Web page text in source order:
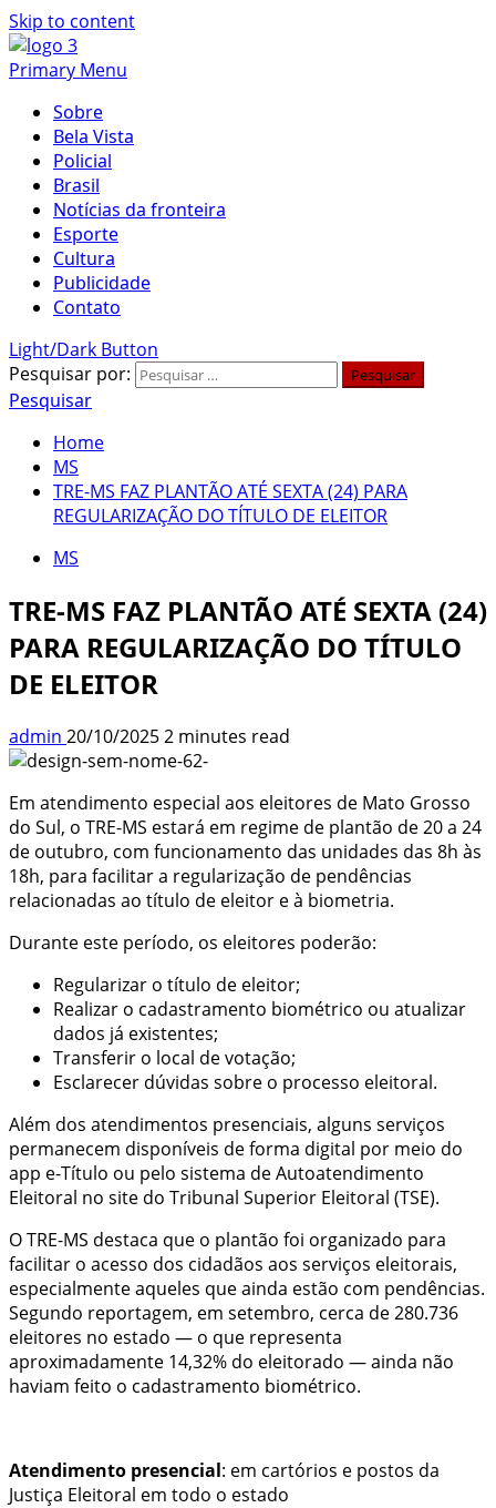
Skip to content
Primary Menu
Sobre
Bela Vista
Policial
Brasil
Notícias da fronteira
Esporte
Cultura
Publicidade
Contato
Light/Dark Button
Pesquisar por:
Pesquisar
Home
MS
TRE-MS FAZ PLANTÃO ATÉ SEXTA (24) PARA
REGULARIZAÇÃO DO TÍTULO DE ELEITOR
MS
TRE-MS FAZ PLANTÃO ATÉ SEXTA (24)
PARA REGULARIZAÇÃO DO TÍTULO
DE ELEITOR
admin 20/10/20252 minutes read
Em atendimento especial aos eleitores de Mato Grosso
do Sul, o TRE-MS estará em regime de plantão de 20 a 24
de outubro, com funcionamento das unidades das 8h às
18h, para facilitar a regularização de pendências
relacionadas ao título de eleitor e à biometria.
Durante este período, os eleitores poderão:
Regularizar o título de eleitor;
Realizar o cadastramento biométrico ou atualizar
dados já existentes;
Transferir o local de votação;
Esclarecer dúvidas sobre o processo eleitoral.
Além dos atendimentos presenciais, alguns serviços
permanecem disponíveis de forma digital por meio do
app e‑Título ou pelo sistema de Autoatendimento
Eleitoral no site do Tribunal Superior Eleitoral (TSE).
O TRE-MS destaca que o plantão foi organizado para
facilitar o acesso dos cidadãos aos serviços eleitorais,
especialmente aqueles que ainda estão com pendências.
Segundo reportagem, em setembro, cerca de 280.736
eleitores no estado — o que representa
aproximadamente 14,32% do eleitorado — ainda não
haviam feito o cadastramento biométrico.
Atendimento presencial: em cartórios e postos da
Justiça Eleitoral em todo o estado